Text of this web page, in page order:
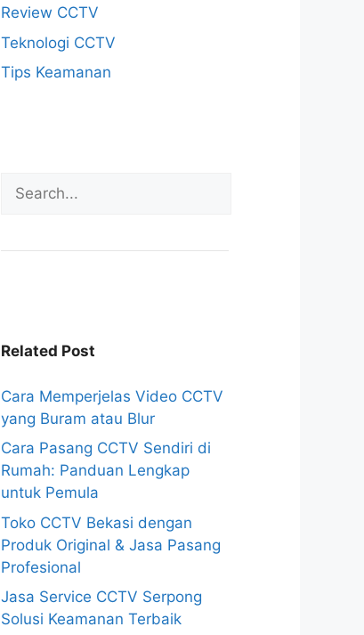
Review CCTV
Teknologi CCTV
Tips Keamanan
Related Post
Cara Memperjelas Video CCTV
yang Buram atau Blur
Cara Pasang CCTV Sendiri di
Rumah: Panduan Lengkap
untuk Pemula
Toko CCTV Bekasi dengan
Produk Original & Jasa Pasang
Profesional
Jasa Service CCTV Serpong
Solusi Keamanan Terbaik